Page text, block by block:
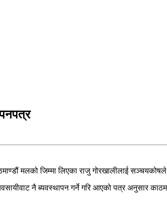
मलको जिम्मा लिएका राजु गोरखालीलाई
नै ब्यवस्थापन गर्ने गरि आएको पत्र अनुसार